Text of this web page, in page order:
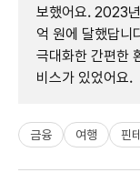
보했어요. 2023
억 원에 달했답니
극대화한 간편한
비스가 있었어요.
금융 여행 핀